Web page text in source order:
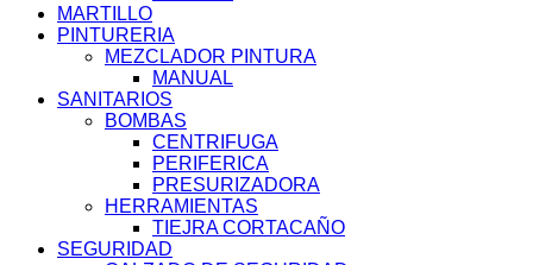
MARTILLO
PINTURERIA
MEZCLADOR PINTURA
MANUAL
SANITARIOS
BOMBAS
CENTRIFUGA
PERIFERICA
PRESURIZADORA
HERRAMIENTAS
TIEJRA CORTACAÑO
SEGURIDAD